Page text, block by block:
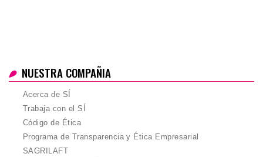
NUESTRA COMPAÑIA
Acerca de SÍ
Trabaja con el SÍ
Código de Ética
Programa de Transparencia y Ética Empresarial
SAGRILAFT